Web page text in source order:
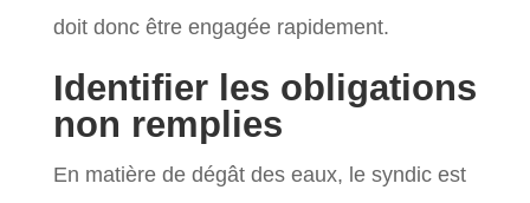
doit donc être engagée rapidement.
Identifier les obligations
non remplies
En matière de dégât des eaux, le syndic est